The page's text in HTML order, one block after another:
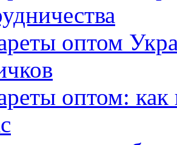
оптом
оптом: